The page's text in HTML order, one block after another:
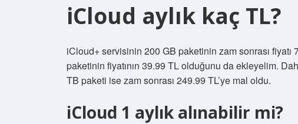
iCloud aylık kaç TL?
iCloud+ servisinin 200 GB paketinin zam sonrası fiyatı
paketinin fiyatının 39.99 TL olduğunu da ekleyelim.
TB paketi ise zam sonrası 249.99 TL’ye mal oldu.
iCloud 1 aylık alınabilir mi?